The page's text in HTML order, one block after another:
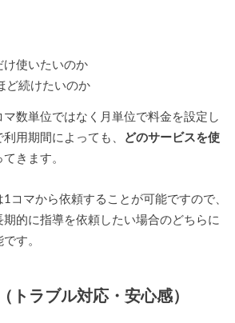
け使いたいのか
ど続けたいのか
数単位ではなく月単位で料金を設定し
用期間によっても、
どのサービスを使
きます。
コマから依頼することが可能ですので、
的に指導を依頼したい場合のどちらに
す。
トラブル対応・安心感）